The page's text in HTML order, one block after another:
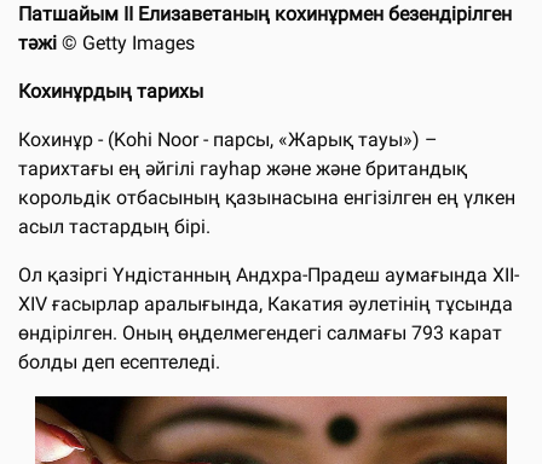
Патшайым ІІ Елизаветаның кохинұрмен безендірілген
тәжі © Getty Images
Кохинұрдың тарихы
Кохинұр - (Kohi Noor - парсы, «Жарық тауы») –
тарихтағы ең әйгілі гауһар және және британдық
корольдік отбасының қазынасына енгізілген ең үлкен
асыл тастардың бірі.
Ол қазіргі Үндістанның Андхра-Прадеш аумағында ХІІ-
ХІV ғасырлар аралығында, Какатия әулетінің тұсында
өндірілген. Оның өңделмегендегі салмағы 793 карат
болды деп есептеледі.